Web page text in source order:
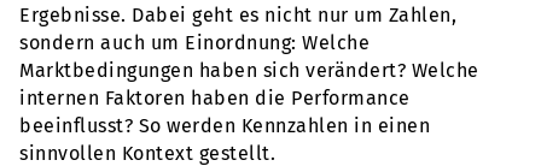
Ergebnisse. Dabei geht es nicht nur um Zahlen,
sondern auch um Einordnung: Welche
Marktbedingungen haben sich verändert? Welche
internen Faktoren haben die Performance
beeinflusst? So werden Kennzahlen in einen
sinnvollen Kontext gestellt.